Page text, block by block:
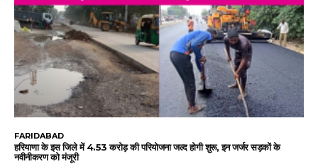
FARIDABAD
हरियाणा के इस जिले में 4.53 करोड़ की परियोजना जल्द होगी शुरू, इन जर्जर सड़कों के
नवीनीकरण को मंजूरी